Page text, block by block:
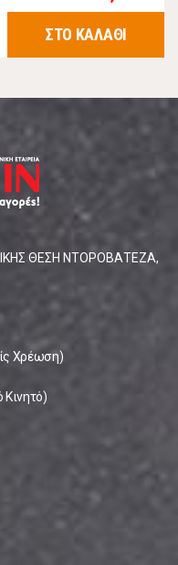
ΣΤΟ ΚΑΛΑΘΙ
ΘΕΣΗ ΝΤΟΡΟΒΑΤΕΖΑ,
Χρέωση)